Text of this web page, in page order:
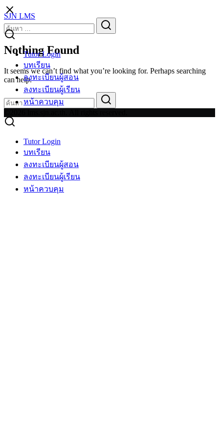
Skip
to
content
SJN LMS
Tutor Login
บทเรียน
ลงทะเบียนผู้สอน
ลงทะเบียนผู้เรียน
หน้าควบคุม
Tutor Login
บทเรียน
ลงทะเบียนผู้สอน
ลงทะเบียนผู้เรียน
หน้าควบคุม
Search
for:
Nothing Found
It seems we can’t find what you’re looking for. Perhaps searching
can help.
Search
for: